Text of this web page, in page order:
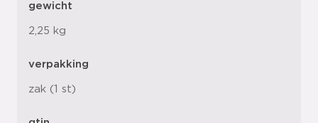
gewicht
2,25 kg
verpakking
zak (1 st)